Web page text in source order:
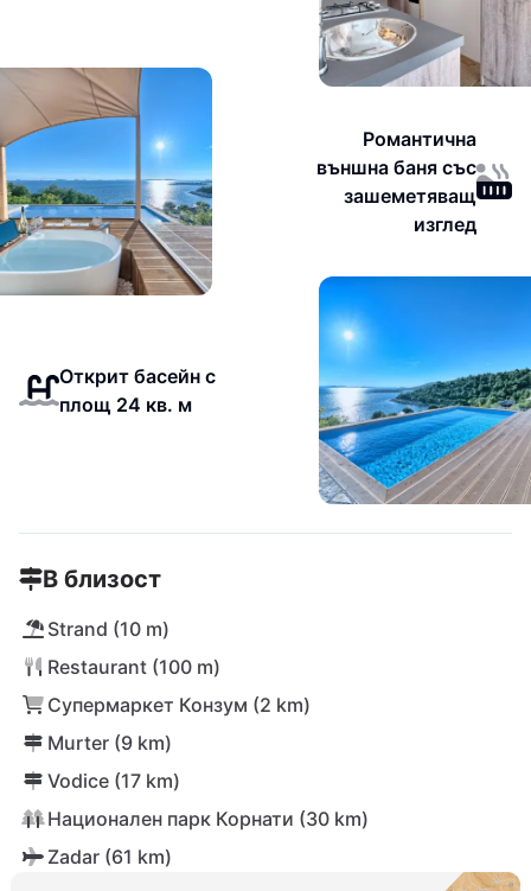
Романтична
външна баня със
зашеметяващ
изглед
Открит басейн с
площ 24 кв. м
В близост
Strand (10 m)
Restaurant (100 m)
Супермаркет Конзум (2 km)
Murter (9 km)
Vodice (17 km)
Национален парк Корнати (30 km)
Zadar (61 km)